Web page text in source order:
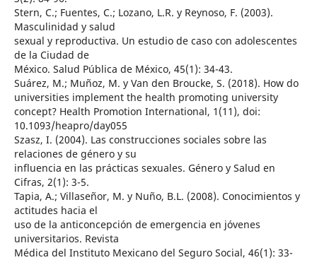
Stern, C.; Fuentes, C.; Lozano, L.R. y Reynoso, F. (2003).
Masculinidad y salud
sexual y reproductiva. Un estudio de caso con adolescentes
de la Ciudad de
México. Salud Pública de México, 45(1): 34-43.
Suárez, M.; Muñoz, M. y Van den Broucke, S. (2018). How do
universities implement the health promoting university
concept? Health Promotion International, 1(11), doi:
10.1093/heapro/day055
Szasz, I. (2004). Las construcciones sociales sobre las
relaciones de género y su
influencia en las prácticas sexuales. Género y Salud en
Cifras, 2(1): 3-5.
Tapia, A.; Villaseñor, M. y Nuño, B.L. (2008). Conocimientos y
actitudes hacia el
uso de la anticoncepción de emergencia en jóvenes
universitarios. Revista
Médica del Instituto Mexicano del Seguro Social, 46(1): 33-